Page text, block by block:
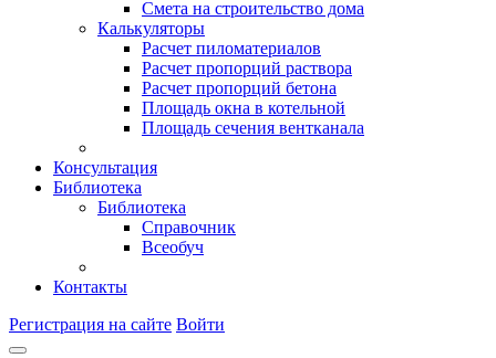
Смета на строительство дома
Калькуляторы
Расчет пиломатериалов
Расчет пропорций раствора
Расчет пропорций бетона
Площадь окна в котельной
Площадь сечения вентканала
Консультация
Библиотека
Библиотека
Справочник
Всеобуч
Контакты
Регистрация на сайте Войти